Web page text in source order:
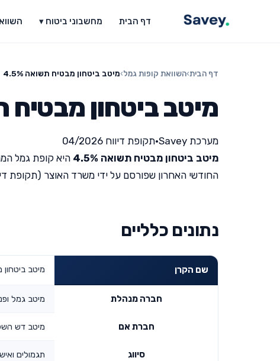
דף הבית מחשבוני ביטוח ▾
דף הבית›השוואת קופות גמל›מיטב ביטחון מבטיח תשואה 4.5%
מיטב ביטחון מבטיח
מערכת Savey •תקופת דיווח 04/2026
מיטב ביטחון מבטיח תשואה 4.5%
היא קופת גמל
החודשי האחרון שפורסם על ידי משרד האוצר (תקופת דיווח 04/
נתונים כלליים
שם הקרן מיטב ביטחון
חברה מנהלת מיטב גמל
חברת אם מיטב דש
סיווג תגמולים